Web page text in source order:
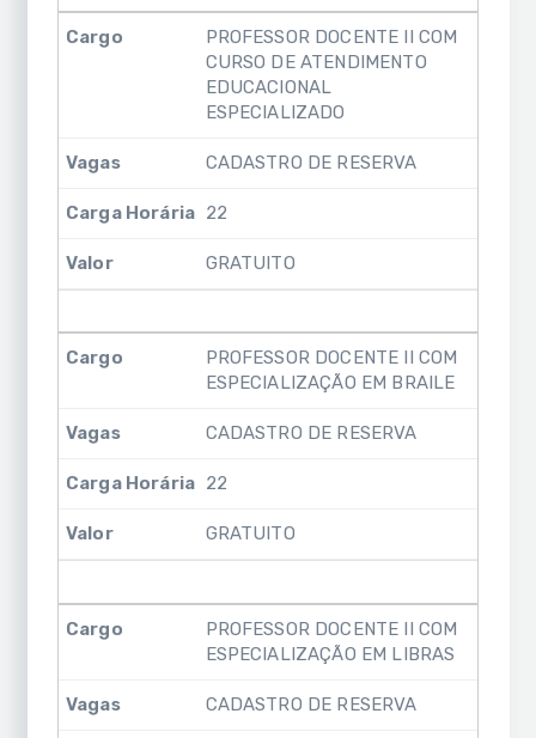
PROFESSOR DOCENTE II COM
CURSO DE ATENDIMENTO
EDUCACIONAL
ESPECIALIZADO
CADASTRO DE RESERVA
22
GRATUITO
PROFESSOR DOCENTE II COM
ESPECIALIZAÇÃO EM BRAILE
CADASTRO DE RESERVA
22
GRATUITO
PROFESSOR DOCENTE II COM
ESPECIALIZAÇÃO EM LIBRAS
CADASTRO DE RESERVA